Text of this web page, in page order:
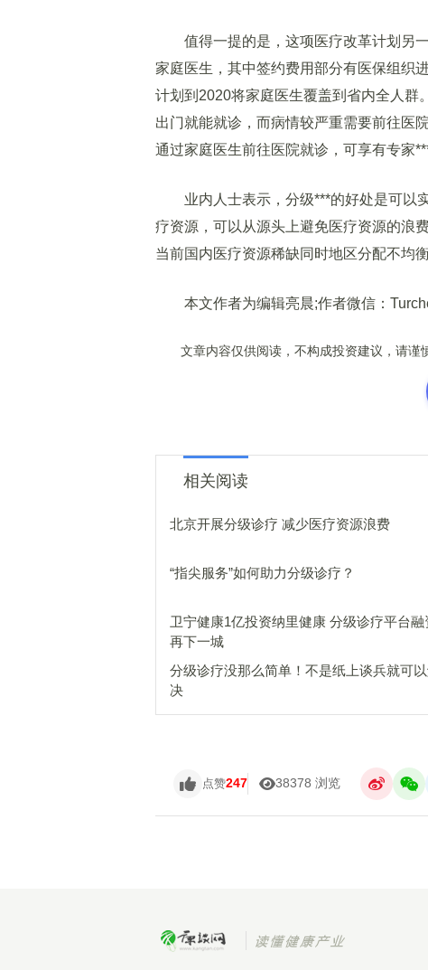
值得一提的是，这项医疗改革计划另一
家庭医生，其中签约费用部分有医保组织
计划到2020将家庭医生覆盖到省内全人群
出门就能就诊，而病情较严重需要前往医
通过家庭医生前往医院就诊，可享有专家
业内人士表示，分级***的好处是可以
疗资源，可以从源头上避免医疗资源的浪
当前国内医疗资源稀缺同时地区分配不均
本文作者为编辑亮晨;作者微信：
文章内容仅供阅读，不构成投资建议，请谨
相关阅读
北京开展分级诊疗 减少医疗资源浪费
“指尖服务”如何助力分级诊疗？
卫宁健康1亿投资纳里健康 分级诊疗平台融
再下一城
分级诊疗没那么简单！不是纸上谈兵就可
决
点赞247 38378 浏览